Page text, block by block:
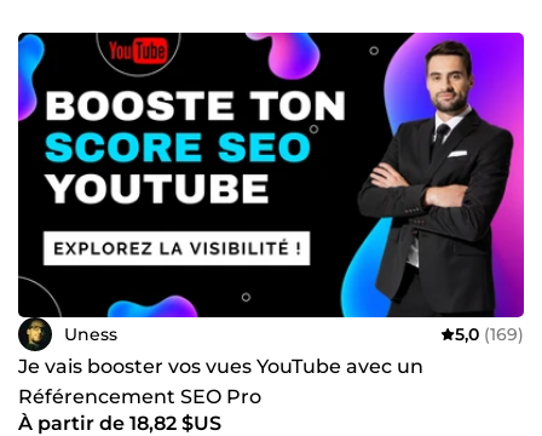
Uness 5,0 (169)
Je vais booster vos vues YouTube avec un
Référencement SEO Pro
À partir de 18,82 $US